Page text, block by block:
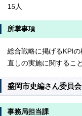
15人
所掌事項
総合戦略に掲げるKPI
直しの実施に関すること
盛岡市史編さん委員会
事務局担当課